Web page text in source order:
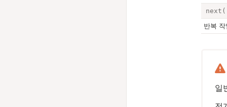
반복
일